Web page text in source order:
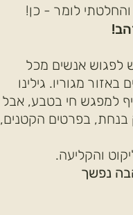
לומר - כן!
ות. מרגש לפגוש אנשים מכל
מגוריו. גילינו
למפגש חי בטבע, אבל
בנחת, בפרטים הקטנים,
והקליעה.
נפשך